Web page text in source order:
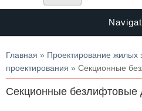
Вы здесь
Главная » Проектирование жилых
проектирования » Секционные
Секционные безлифтовые